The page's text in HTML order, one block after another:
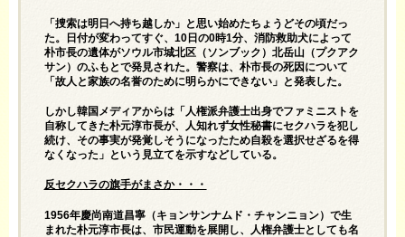
「捜索は明日へ持ち越しか」と思い始めたちょうどその頃だっ
た。日付が変わってすぐ、10日の0時1分、消防救助犬によって
朴市長の遺体がソウル市城北区（ソンブック）北岳山（プクアク
サン）のふもとで発見された。警察は、朴市長の死因について
「故人と家族の名誉のために明らかにできない」と発表した。
しかし韓国メディアからは「人権派弁護士出身でファミニストを
自称してきた朴元淳市長が、人知れず女性秘書にセクハラを犯し
続け、その事実が発覚しそうになったため自殺を選択せざるを得
なくなった」という見立てを示すなどしている。
反セクハラの旗手がまさか・・・
1956年慶尚南道昌寧（キョンサンナムド・チャンニョン）で生
まれた朴元淳市長は、市民運動を展開し、人権弁護士としても名